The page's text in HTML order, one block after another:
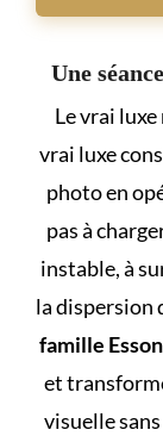
Une
Le vrai luxe
vrai luxe
photo en
pas à
instable, à
la dispersion
famille
et
visuelle